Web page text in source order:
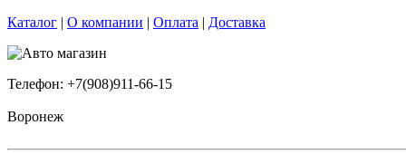
Каталог | О компании | Оплата | Доставка
Телефон: +7(908)911-66-15
Воронеж